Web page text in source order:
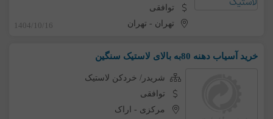
توافقی
تهران -تهران 1404/10/16
خرید آسیاب دهنه 80به بالای لاستیک سنگین
شریدر/ خردکن لاستیک
توافقی
مرکزی - اراک